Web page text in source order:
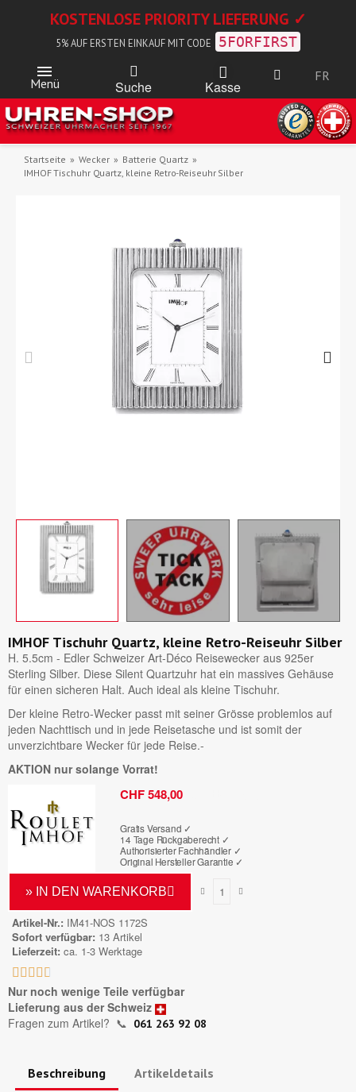
KOSTENLOSE PRIORITY LIEFERUNG ✓
5% AUF ERSTEN EINKAUF MIT CODE 5FORFIRST
Menü Suche Kasse
FR
Startseite Wecker
Batterie Quartz
IMHOF Tischuhr Quartz, kleine Retro-Reiseuhr Silber
IMHOF Tischuhr Quartz, kleine Retro-Reiseuhr Silber
H. 5.5cm - Edler Schweizer Art-Déco Reisewecker aus 925er
Sterling Silber. Diese Silent Quartzuhr hat ein massives Gehäuse
für einen sicheren Halt. Auch ideal als kleine Tischuhr.
Der kleine Retro-Wecker passt mit seiner Grösse problemlos auf
jeden Nachttisch und in jede Reisetasche und ist somit der
unverzichtbare Wecker für jede Reise.-
AKTION nur solange Vorrat!
CHF 548,00
Gratis Versand ✓
14 Tage Rückgaberecht ✓
Authorisierter Fachhändler ✓
Original Hersteller Garantie ✓
» IN DEN WARENKORB
Artikel-Nr. IM41-NOS 1172S
Sofort verfügbar 13 Artikel
Lieferzeit ca. 1-3 Werktage
    
Nur noch wenige Teile verfügbar
Lieferung aus der Schweiz
Fragen zum Artikel? 📞 061 263 92 08
Beschreibung
Artikeldetails